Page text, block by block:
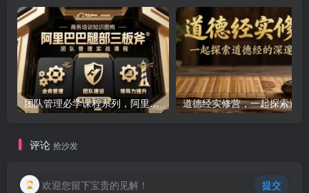
团队管理必学课程系列，阿里巴巴“腿部三板斧”
评论 抢沙发
欢迎您留下宝贵的见解！ 提交